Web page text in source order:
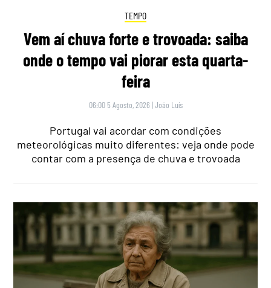
TEMPO
Vem aí chuva forte e trovoada: saiba
onde o tempo vai piorar esta quarta-
feira
06:00 5 Agosto, 2026 |João Luís
Portugal vai acordar com condições
meteorológicas muito diferentes: veja onde pode
contar com a presença de chuva e trovoada